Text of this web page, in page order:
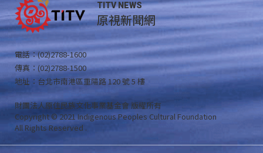
TITV NEWS
原視新聞網
電話：(02)2788-1600
傳真：(02)2788-1500
地址：台北市南港區重陽路 120 號 5 樓
財團法人原住民族文化事業基金會 版權所有
Copyright © 2021 Indigenous Peoples Cultural Foundation
All Rights Reserved .